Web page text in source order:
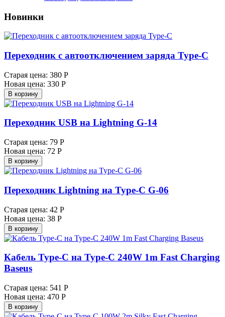
Новинки
Переходник с автоотключением заряда Type-C
Старая цена: 380 Р
Новая цена: 330 Р
В корзину
Переходник USB на Lightning G-14
Старая цена: 79 Р
Новая цена: 72 Р
В корзину
Переходник Lightning на Type-C G-06
Старая цена: 42 Р
Новая цена: 38 Р
В корзину
Кабель Type-C на Type-C 240W 1m Fast Charging
Baseus
Старая цена: 541 Р
Новая цена: 470 Р
В корзину